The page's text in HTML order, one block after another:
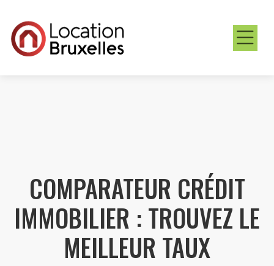
COMPARATEUR CRÉDIT
IMMOBILIER : TROUVEZ LE
MEILLEUR TAUX